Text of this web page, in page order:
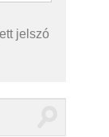
jelszó